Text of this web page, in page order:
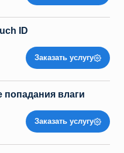
ID
Заказать услугу
попадания влаги
Заказать услугу